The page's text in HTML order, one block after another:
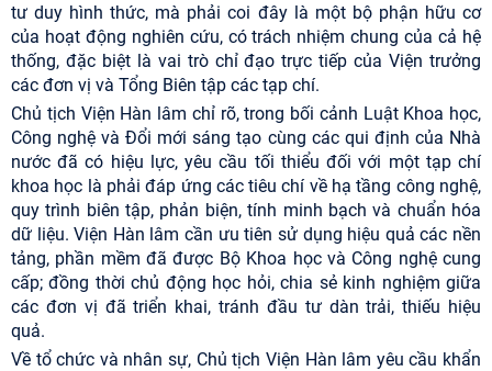
tư duy hình thức, mà phải coi đây là một bộ phận hữu cơ
của hoạt động nghiên cứu, có trách nhiệm chung của cả hệ
thống, đặc biệt là vai trò chỉ đạo trực tiếp của Viện trưởng
các đơn vị và Tổng Biên tập các tạp chí.
Chủ tịch Viện Hàn lâm chỉ rõ, trong bối cảnh Luật Khoa học,
Công nghệ và Đổi mới sáng tạo cùng các qui định của Nhà
nước đã có hiệu lực, yêu cầu tối thiểu đối với một tạp chí
khoa học là phải đáp ứng các tiêu chí về hạ tầng công nghệ,
quy trình biên tập, phản biện, tính minh bạch và chuẩn hóa
dữ liệu. Viện Hàn lâm cần ưu tiên sử dụng hiệu quả các nền
tảng, phần mềm đã được Bộ Khoa học và Công nghệ cung
cấp; đồng thời chủ động học hỏi, chia sẻ kinh nghiệm giữa
các đơn vị đã triển khai, tránh đầu tư dàn trải, thiếu hiệu
quả.
Về tổ chức và nhân sự, Chủ tịch Viện Hàn lâm yêu cầu khẩn